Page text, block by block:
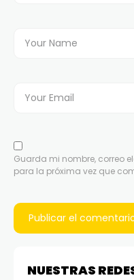
Guarda mi nombre, correo
para la próxima vez que
NUESTRAS